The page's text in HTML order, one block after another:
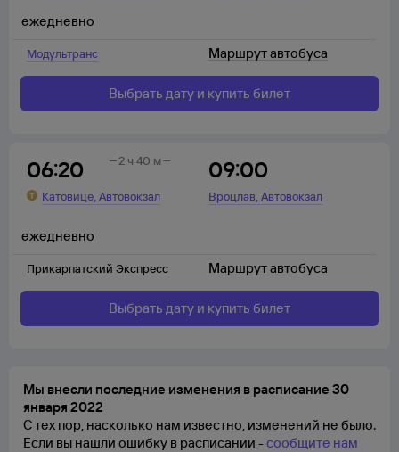
Модультранс
ежедневно
Маршрут автобуса
Выбрать дату и купить билет
06:20
Катовице,Автовокзал
09:00
Вроцлав,Автовокзал
2 ч 40 м
Прикарпатский Экспресс
ежедневно
Маршрут автобуса
Выбрать дату и купить билет
Мы внесли последние изменения в расписание 30
января 2022
С тех пор, насколько нам известно, изменений не было.
Если вы нашли ошибку в расписании -сообщите нам